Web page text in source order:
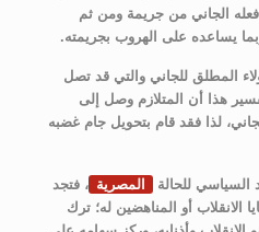
فعله الجاني من جريمة ومن ثم
يساعده على الهروب بجريمته.
المطلق للجاني والتي قد تصل
هذا أن المتلازم وصل إلى
لذا فقد قام بتحويل جام غضبه
السياسي للحالة المصرية ، فتجد
الانقلاب أو المناهضين له؛ ترك